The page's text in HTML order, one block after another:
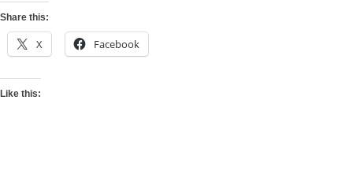
Share this:
X Facebook
Like this: